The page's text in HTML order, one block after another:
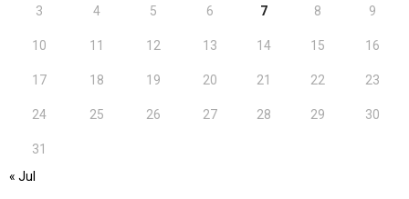
3 4 5 6 7 8 9
10 11 12 13 14 15 16
17 18 19 20 21 22 23
24 25 26 27 28 29 30
31
« Jul